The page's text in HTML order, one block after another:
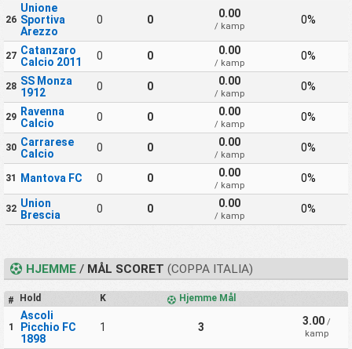
26
Unione
Sportiva
Arezzo
0 0 0.00
/ kamp
0%
27 Catanzaro
Calcio 2011
0 0 0.00
/ kamp
0%
28 SS Monza
1912
0 0 0.00
/ kamp
0%
29 Ravenna
Calcio
0 0 0.00
/ kamp
0%
30 Carrarese
Calcio
0 0 0.00
/ kamp
0%
31 Mantova FC 0 0 0.00
/ kamp
0%
32 Union
Brescia
0 0 0.00
/ kamp
0%
HJEMME /MÅL SCORET (COPPA ITALIA)
# Hold K Hjemme Mål
1
Ascoli
Picchio FC
1898
1 3 3.00 /
kamp